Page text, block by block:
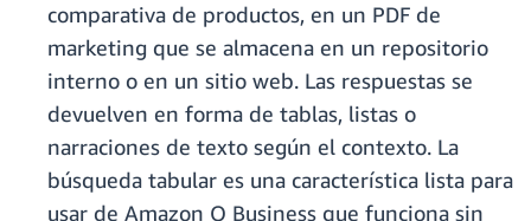
comparativa de productos, en un PDF de
marketing que se almacena en un repositorio
interno o en un sitio web. Las respuestas se
devuelven en forma de tablas, listas o
narraciones de texto según el contexto. La
búsqueda tabular es una característica lista para
usar de Amazon Q Business que funciona sin